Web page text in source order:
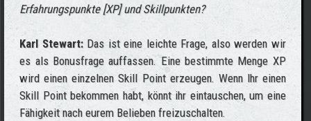
Erfahrungspunkte [XP] und Skillpunkten?
Karl Stewart:Das ist eine leichte Frage, also werden wir
es als Bonusfrage auffassen. Eine bestimmte Menge XP
wird einen einzelnen Skill Point erzeugen. Wenn Ihr einen
Skill Point bekommen habt, könnt ihr eintauschen, um eine
Fähigkeit nach eurem Belieben freizuschalten.